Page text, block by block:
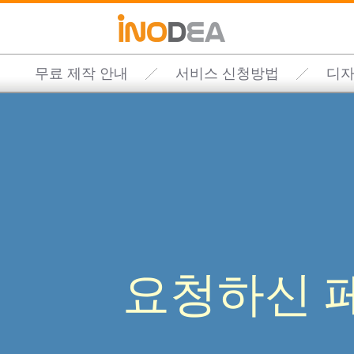
무료 제작 안내 서비스 신청방법 디
요청하신